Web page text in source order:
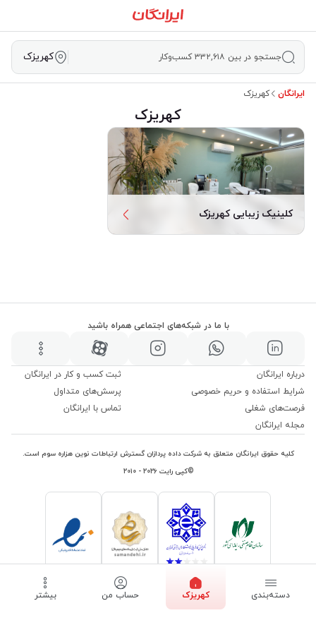
جستجو در بین ۳۳۲,۶۱۸ کسب‌وکار کهریزک
ایرانگان کهریزک
کهریزک
کلینیک زیبایی کهریزک
با ما در شبکه‌های اجتماعی همراه باشید
درباره ایرانگان
شرایط استفاده و حریم خصوصی
فرصت‌های شغلی
مجله ایرانگان
ثبت کسب و کار در ایرانگان
پرسش‌های متداول
تماس با ایرانگان
کلیه حقوق ایرانگان متعلق به شرکت داده پردازان گسترش ارتباطات نوین هزاره سوم است.
©کپی رایت ۲۰۲۶ - ۲۰۱۰
دسته‌بندی کهریزک حساب من بیشتر